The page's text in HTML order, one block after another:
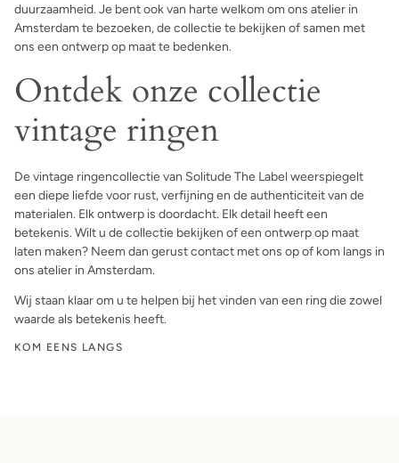
duurzaamheid. Je bent ook van harte welkom om ons atelier in
Amsterdam te bezoeken, de collectie te bekijken of samen met
ons een ontwerp op maat te bedenken.
Ontdek onze collectie
vintage ringen
De vintage ringencollectie van Solitude The Label weerspiegelt
een diepe liefde voor rust, verfijning en de authenticiteit van de
materialen. Elk ontwerp is doordacht. Elk detail heeft een
betekenis. Wilt u de collectie bekijken of een ontwerp op maat
laten maken? Neem dan gerust contact met ons op of kom langs in
ons atelier in Amsterdam.
Wij staan klaar om u te helpen bij het vinden van een ring die zowel
waarde als betekenis heeft.
KOM EENS LANGS